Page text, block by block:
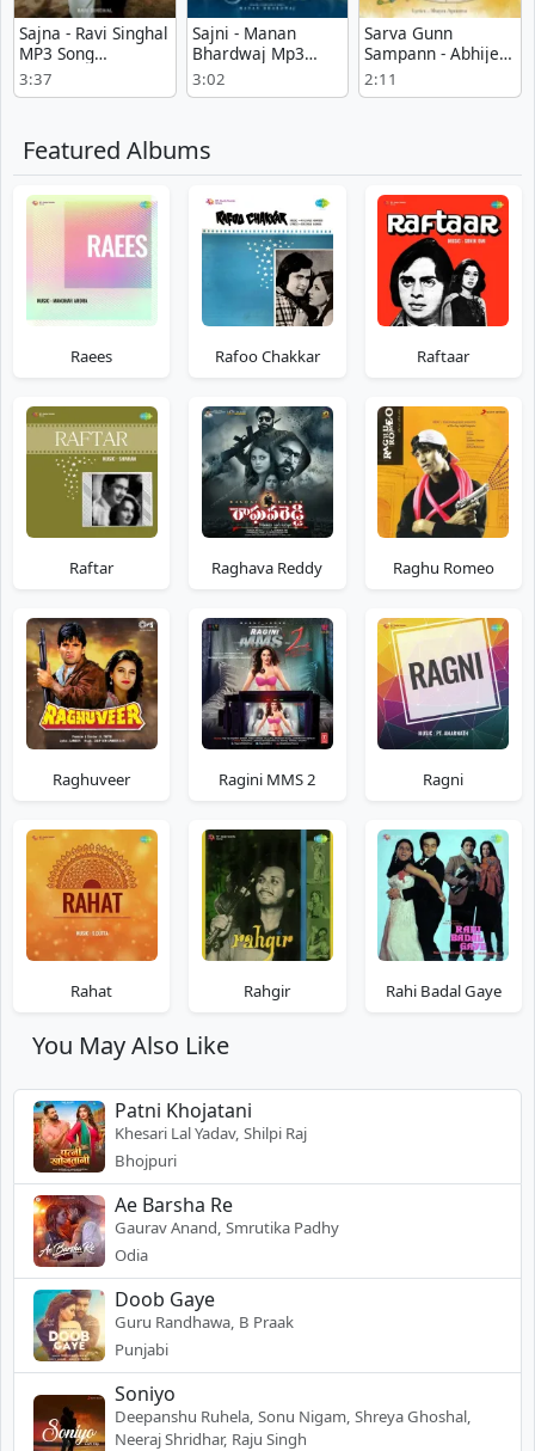
Sajna - Ravi Singhal
MP3 Song
Download
3:37
Sajni - Manan
Bhardwaj Mp3
Free Download
3:02
Sarva Gunn
Sampann - Abhijeet
Srivastava
Download Mp3
2:11
Featured Albums
Raees Rafoo Chakkar Raftaar
Raftar Raghava Reddy Raghu Romeo
Raghuveer Ragini MMS 2 Ragni
Rahat Rahgir Rahi Badal Gaye
You May Also Like
Patni Khojatani
Khesari Lal Yadav, Shilpi Raj
Bhojpuri
Ae Barsha Re
Gaurav Anand, Smrutika Padhy
Odia
Doob Gaye
Guru Randhawa, B Praak
Punjabi
Soniyo
Deepanshu Ruhela, Sonu Nigam, Shreya Ghoshal,
Neeraj Shridhar, Raju Singh